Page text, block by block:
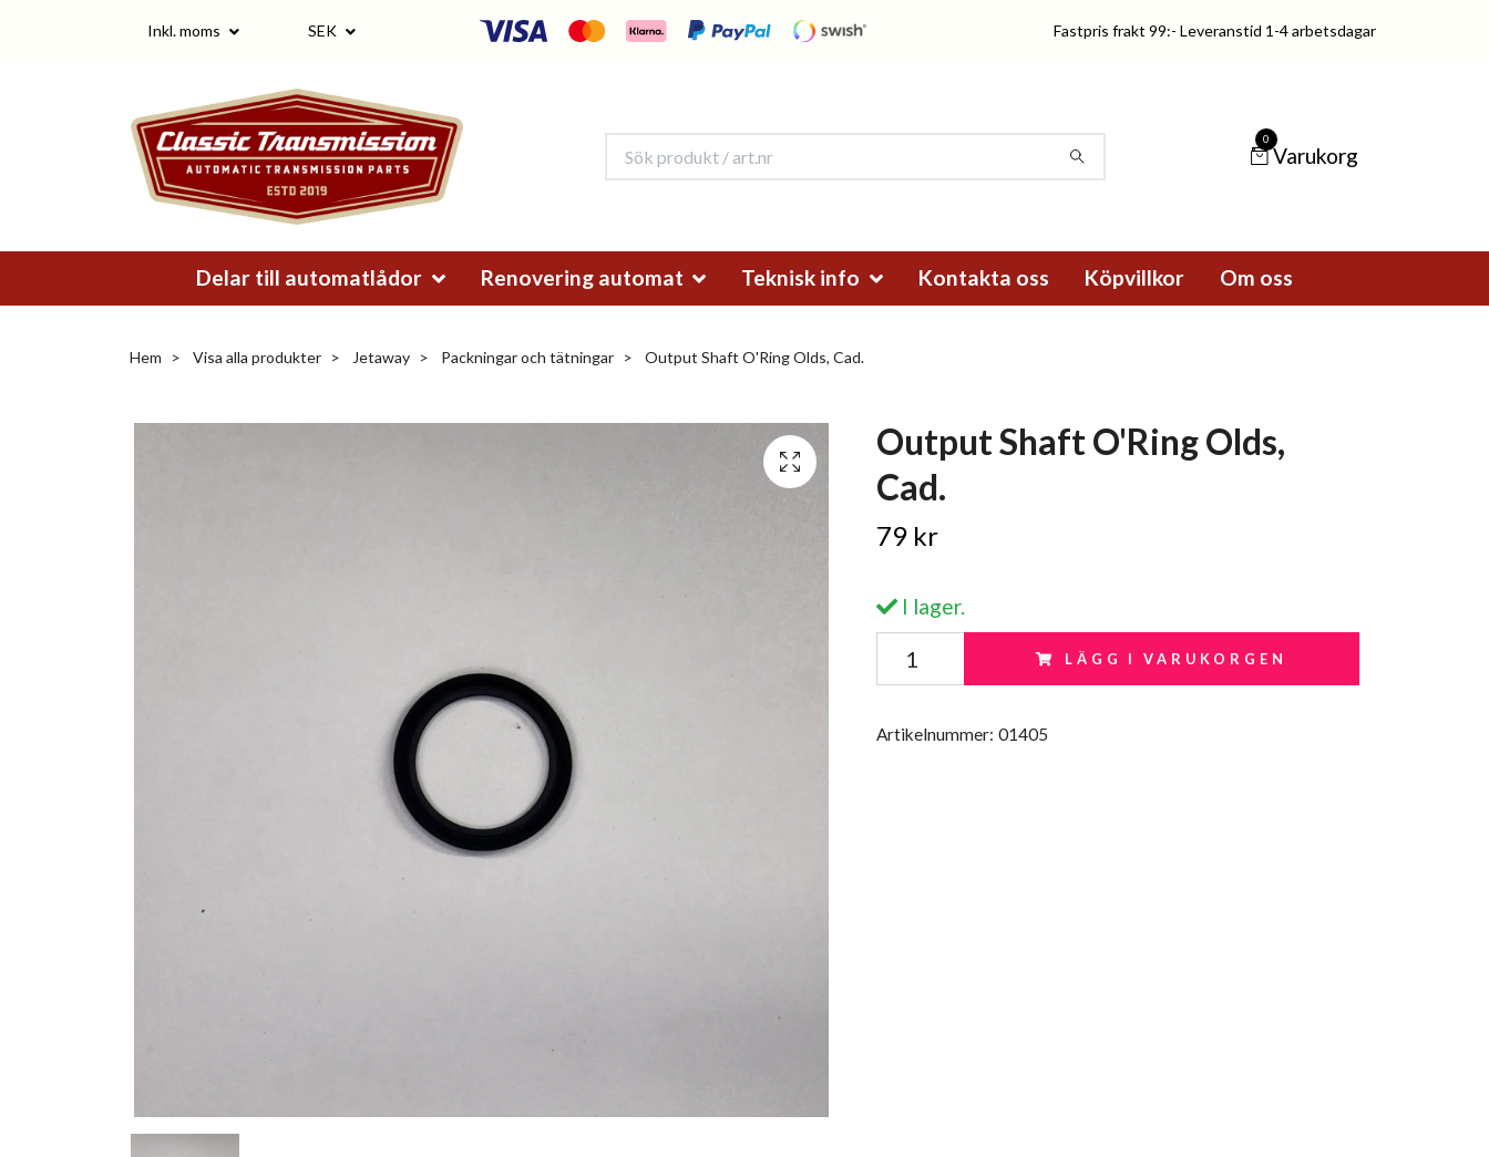
Inkl. moms SEK Fastpris frakt 99:- Leveranstid 1-4 arbetsdagar
0
Varukorg
Delar till automatlådor Renovering automat Teknisk info Kontakta oss Köpvillkor Om oss
Hem Visa alla produkter Jetaway Packningar och tätningar Output Shaft O'Ring Olds, Cad.
Output Shaft O'Ring Olds,
Cad.
79 kr
I lager.
LÄGG I VARUKORGEN
Artikelnummer: 01405